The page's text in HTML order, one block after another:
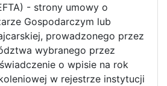
- strony umowy o
Gospodarczym lub
prowadzonego przez
wybranego przez
o wpisie na rok
w rejestrze instytucji